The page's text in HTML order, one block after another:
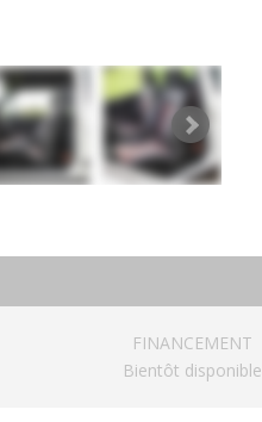
FINANCEMENT
Bientôt disponible